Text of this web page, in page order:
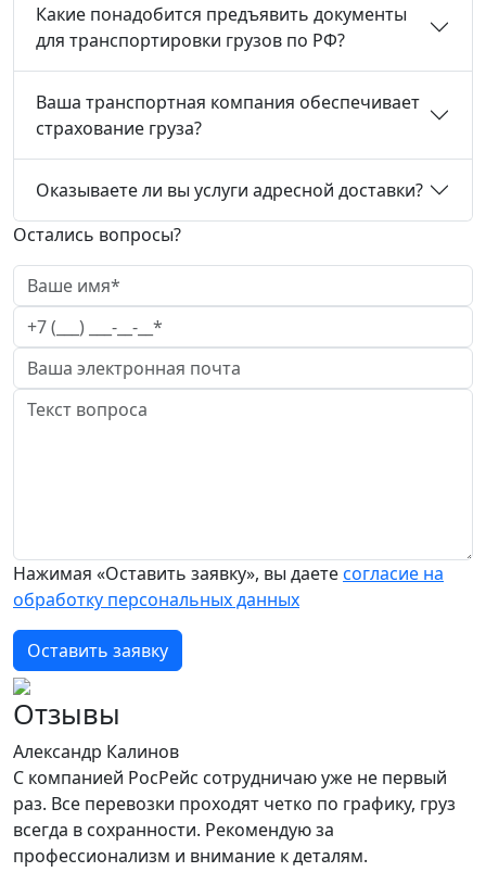
Какие понадобится предъявить документы
для транспортировки грузов по РФ?
Ваша транспортная компания обеспечивает
страхование груза?
Оказываете ли вы услуги адресной доставки?
Остались вопросы?
Нажимая «Оставить заявку», вы даетесогласие на
обработку персональных данных
Оставить заявку
Отзывы
Александр Калинов
С компанией РосРейс сотрудничаю уже не первый
раз. Все перевозки проходят четко по графику, груз
всегда в сохранности. Рекомендую за
профессионализм и внимание к деталям.